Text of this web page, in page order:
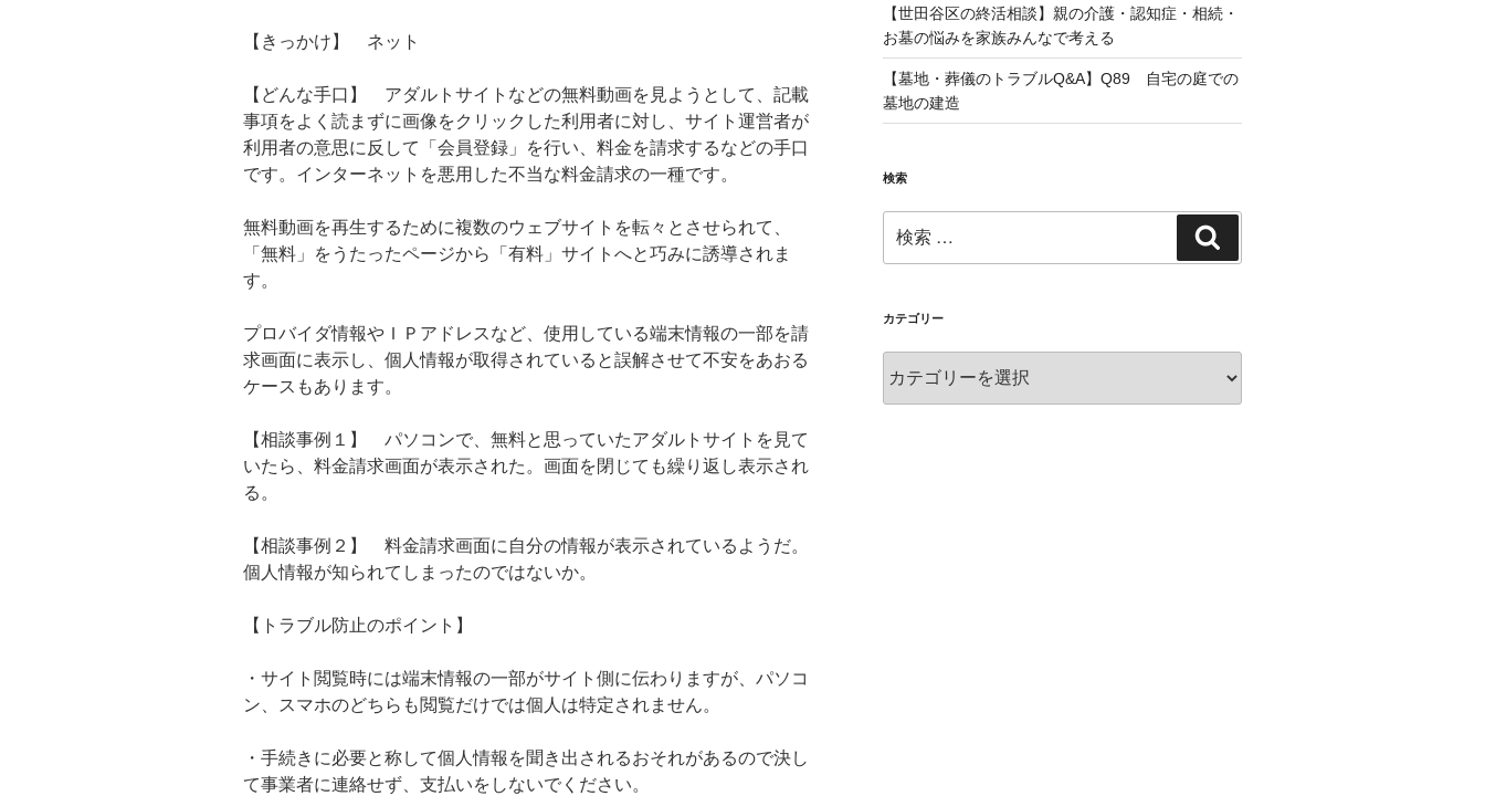
【きっかけ】 ネット
【どんな手口】 アダルトサイトなどの無料動画を見ようとして、記載
事項をよく読まずに画像をクリックした利用者に対し、サイト運営者が
利用者の意思に反して「会員登録」を行い、料金を請求するなどの手口
です。インターネットを悪用した不当な料金請求の一種です。
無料動画を再生するために複数のウェブサイトを転々とさせられて、
「無料」をうたったページから「有料」サイトへと巧みに誘導されま
す。
プロバイダ情報やＩＰアドレスなど、使用している端末情報の一部を請
求画面に表示し、個人情報が取得されていると誤解させて不安をあおる
ケースもあります。
【相談事例１】 パソコンで、無料と思っていたアダルトサイトを見て
いたら、料金請求画面が表示された。画面を閉じても繰り返し表示され
る。
【相談事例２】 料金請求画面に自分の情報が表示されているようだ。
個人情報が知られてしまったのではないか。
【トラブル防止のポイント】
・サイト閲覧時には端末情報の一部がサイト側に伝わりますが、パソコ
ン、スマホのどちらも閲覧だけでは個人は特定されません。
・手続きに必要と称して個人情報を聞き出されるおそれがあるので決し
て事業者に連絡せず、支払いをしないでください。
【世田谷区の終活相談】親の介護・認知症・相続・
お墓の悩みを家族みんなで考える
【墓地・葬儀のトラブルQ&A】Q89 自宅の庭での
墓地の建造
検索
索:
索
カテゴリー
テ